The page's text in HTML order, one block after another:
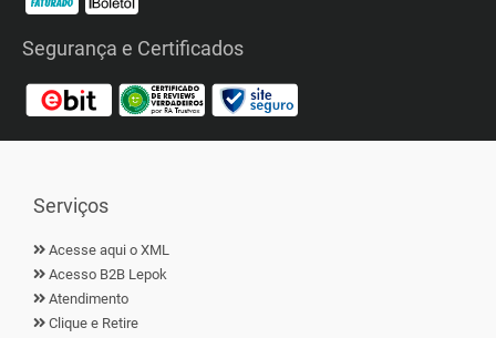
Segurança e Certificados
Serviços
Acesse aqui o XML
Acesso B2B Lepok
Atendimento
Clique e Retire